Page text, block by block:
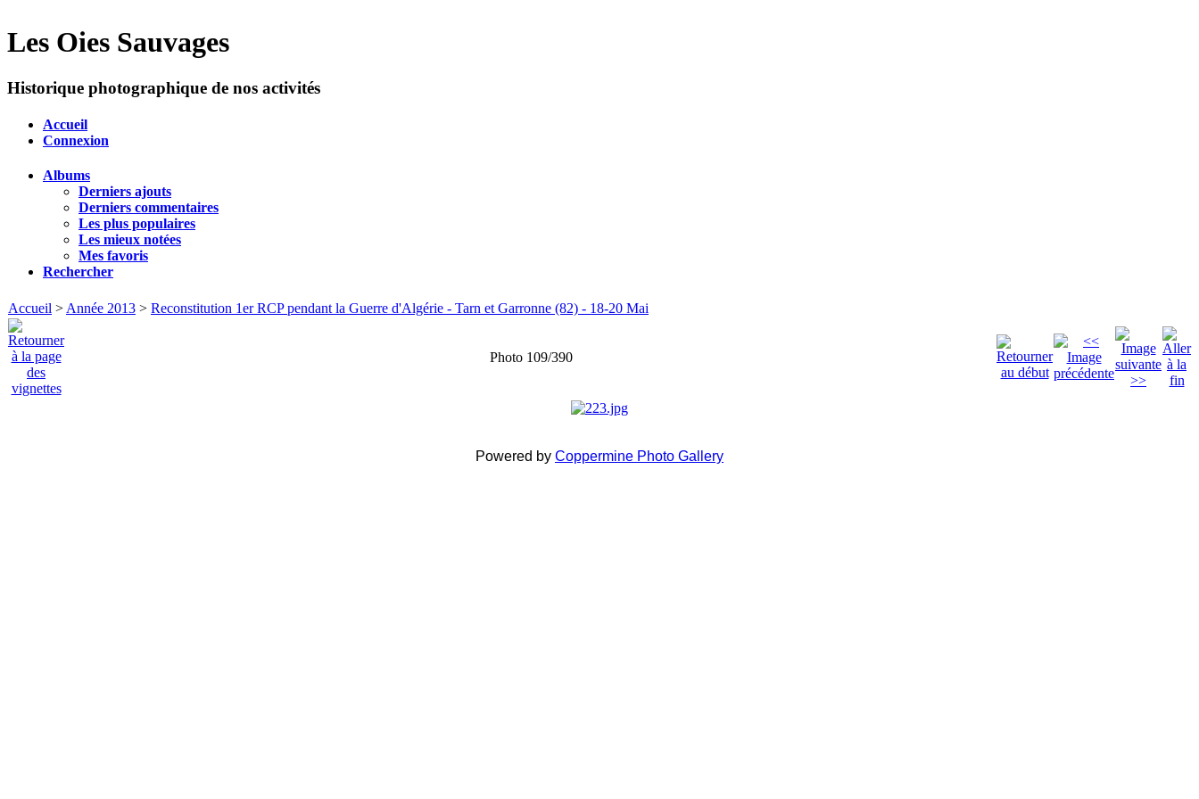
Les Oies Sauvages
Historique photographique de nos activités
Accueil
Connexion
Albums
Derniers ajouts
Derniers commentaires
Les plus populaires
Les mieux notées
Mes favoris
Rechercher
Accueil > Année 2013 > Reconstitution 1er RCP pendant la Guerre d'Algérie - Tarn et Garronne (82) - 18-20 Mai
Photo 109/390
Powered by Coppermine Photo Gallery